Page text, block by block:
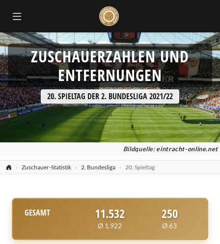
ZUSCHAUERZAHLEN UND
ENTFERNUNGEN
20. SPIELTAG DER 2. BUNDESLIGA 2021/22
Bildquelle: eintracht-online.net
Zuschauer-Statistik 2. Bundesliga 20. Spieltag
GESAMT 11.532
Ø 1.922
250
Ø 63